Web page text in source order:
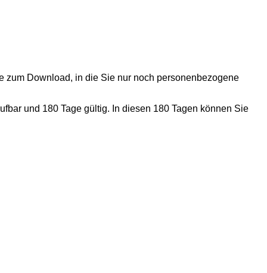
zum Download, in die Sie nur noch personenbezogene
und 180 Tage gültig. In diesen 180 Tagen können Sie